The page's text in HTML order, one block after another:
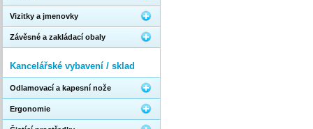
Vizitky a jmenovky
Závěsné a zakládací obaly
Kancelářské vybavení / sklad
Odlamovací a kapesní nože
Ergonomie